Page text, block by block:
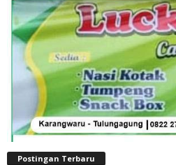
Postingan Terbaru